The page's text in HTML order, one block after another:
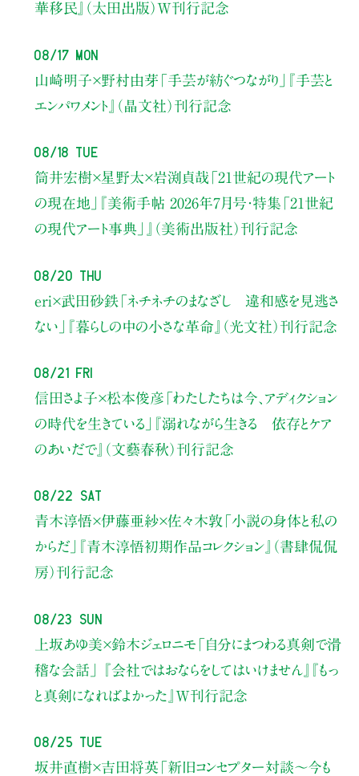
華移民』（太田出版）W刊行記念
08/17 Mon
山崎明子×野村由芽 「手芸が紡ぐつながり」
『手芸と
エンパワメント』（晶文社）刊行記念
08/18 Tue
筒井宏樹×星野太×岩渕貞哉 「21世紀の現代アート
の現在地」
『美術手帖 2026年7月号・特集「21世紀
の現代アート事典」』（美術出版社）刊行記念
08/20 Thu
eri×武田砂鉄「ネチネチのまなざし 違和感を見逃さ
ない」
『暮らしの中の小さな革命』（光文社）刊行記念
08/21 Fri
信田さよ子×松本俊彦 「わたしたちは今、アディクション
の時代を生きている」
『溺れながら生きる 依存とケア
のあいだで』（文藝春秋）刊行記念
08/22 Sat
青木淳悟×伊藤亜紗×佐々木敦 「小説の身体と私の
からだ」
『青木淳悟初期作品コレクション』（書肆侃侃
房）刊行記念
08/23 Sun
上坂あゆ美×鈴木ジェロニモ 「自分にまつわる真剣で滑
稽な会話」
『会社ではおならをしてはいけません』『もっ
と真剣になればよかった』W刊行記念
08/25 Tue
坂井直樹×吉田将英「新旧コンセプター対談～今も